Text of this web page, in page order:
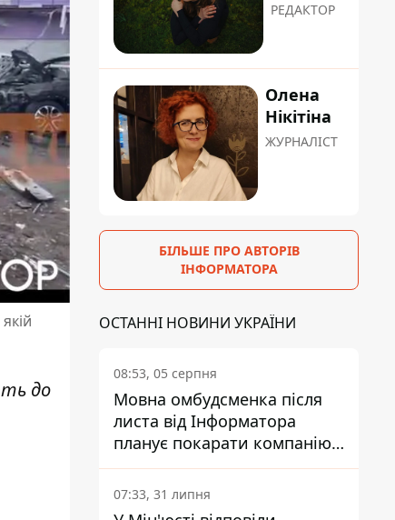
до
РЕДАКТОР
Олена
Нікітіна
ЖУРНАЛІСТ
БІЛЬШЕ ПРО АВТОРІВ
ІНФОРМАТОРА
ОСТАННІ НОВИНИ УКРАЇНИ
08:53, 05 серпня
Мовна омбудсменка після
листа від Інформатора
планує покарати компанію-
підрядника ПриватБанку
07:33, 31 липня